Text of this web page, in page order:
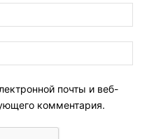
почты и веб-
комментария.